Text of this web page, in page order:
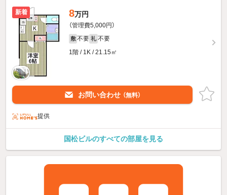
新着 8万円
（管理費5,000円）
敷 不要 礼 不要
1階 / 1K / 21.15㎡
お問い合わせ （無料）
提供
国松ビルのすべての部屋を見る